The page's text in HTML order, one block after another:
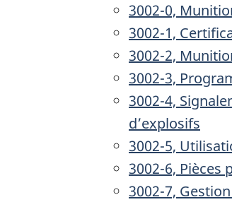
3002-0,
3002-1,
3002-2,
3002-3,
3002-4,
d’explosifs
3002-5,
3002-6, Pièces
3002-7,